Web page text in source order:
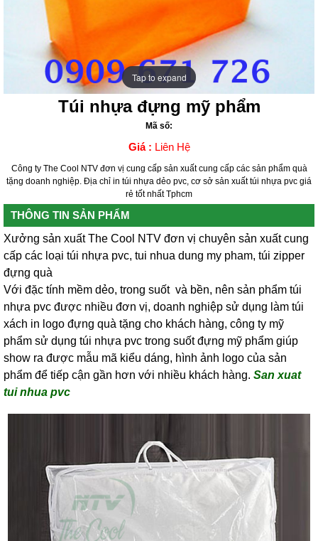
Tap to expand
Tap to expand
Túi nhựa đựng mỹ phẩm
Mã số:
Giá : Liên Hệ
Công ty The Cool NTV đơn vị cung cấp sản xuất cung cấp các sản phẩm quà
tặng doanh nghiệp. Địa chỉ in túi nhựa dẻo pvc, cơ sở sản xuất túi nhựa pvc giá
rẻ tốt nhất Tphcm
THÔNG TIN SẢN PHẨM
Xưởng sản xuất The Cool NTV đơn vị chuyên sản xuất cung
cấp các loại túi nhựa pvc, tui nhua dung my pham, túi zipper
đựng quà
Với đặc tính mềm dẻo, trong suốt và bền, nên sản phẩm túi
nhựa pvc được nhiều đơn vị, doanh nghiệp sử dụng làm túi
xách in logo đựng quà tặng cho khách hàng, công ty mỹ
phẩm sử dụng túi nhựa pvc trong suốt đựng mỹ phẩm giúp
show ra được mẫu mã kiểu dáng, hình ảnh logo của sản
phẩm để tiếp cận gần hơn với nhiều khách hàng. San xuat
tui nhua pvc